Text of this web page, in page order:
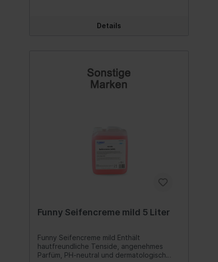
Details
Funny Seifencreme mild 5 Liter
Funny Seifencreme mild Enthält
hautfreundliche Tenside, angenehmes
Parfüm, PH-neutral und dermatologisch